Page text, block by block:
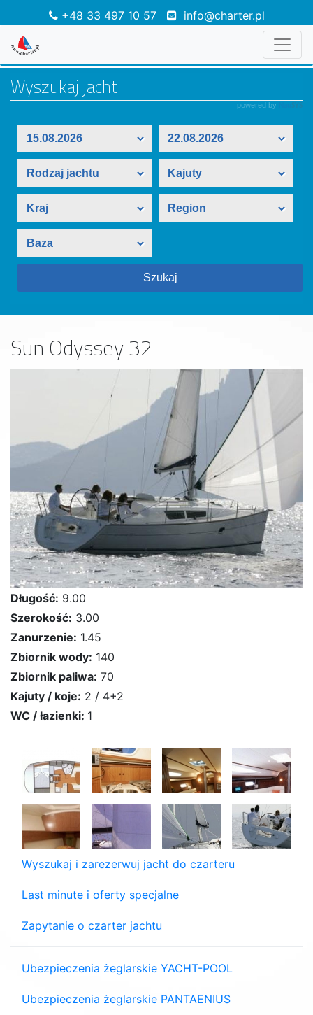
+48 33 497 10 57 info@charter.pl
Sun Odyssey 32
Długość: 9.00
Szerokość: 3.00
Zanurzenie: 1.45
Zbiornik wody: 140
Zbiornik paliwa: 70
Kajuty / koje: 2 / 4+2
WC / łazienki: 1
Wyszukaj i zarezerwuj jacht do czarteru
Last minute i oferty specjalne
Zapytanie o czarter jachtu
Ubezpieczenia żeglarskie YACHT-POOL
Ubezpieczenia żeglarskie PANTAENIUS